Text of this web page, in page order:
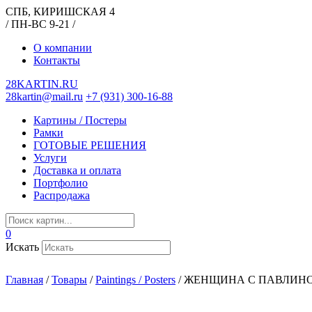
СПБ, КИРИШСКАЯ 4
/ ПН-ВС 9-21 /
О компании
Контакты
28KARTIN.RU
28kartin@mail.ru +7 (931) 300-16-88
Картины / Постеры
Рамки
ГОТОВЫЕ РЕШЕНИЯ
Услуги
Доставка и оплата
Портфолио
Распродажа
0
Искать
Главная /Товары /Paintings / Posters /ЖЕНЩИНА С